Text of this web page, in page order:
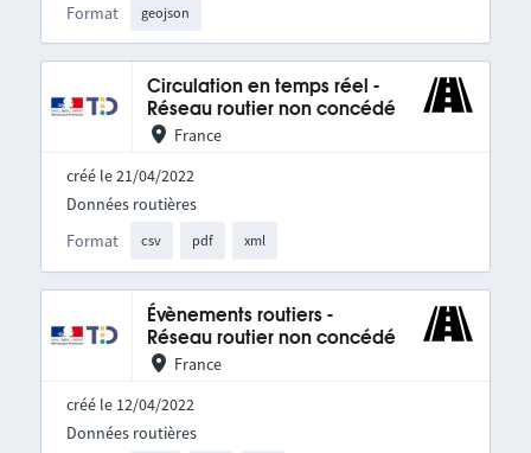
Format geojson
Circulation en temps réel -
Réseau routier non concédé
France
créé le 21/04/2022
Format csv pdf xml
Données routières
Évènements routiers -
Réseau routier non concédé
France
créé le 12/04/2022
Données routières